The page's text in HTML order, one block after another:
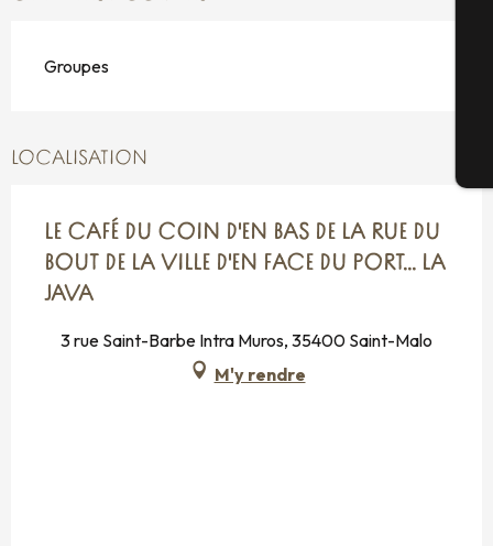
Groupes
LOCALISATION
LE CAFÉ DU COIN D'EN BAS DE LA RUE DU
BOUT DE LA VILLE D'EN FACE DU PORT... LA
JAVA
3 rue Saint-Barbe Intra Muros, 35400 Saint-Malo
M'y rendre